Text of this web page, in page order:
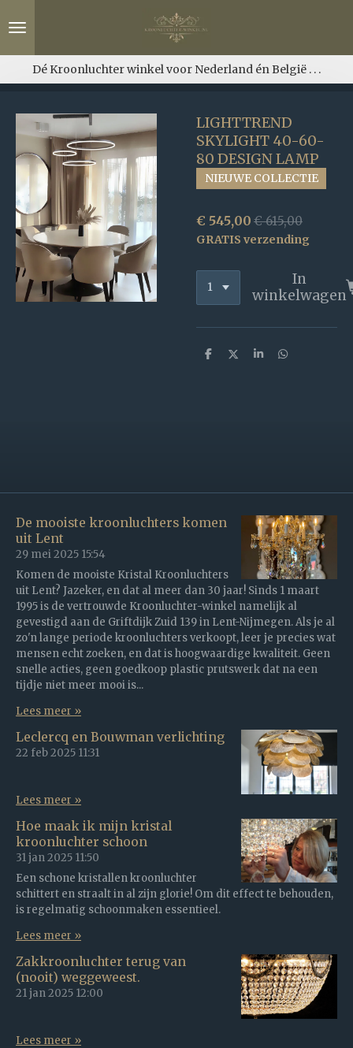
direct
hoofdinhoud
Dé Kroonluchter winkel voor Nederland én België . . .
LIGHTTREND
SKYLIGHT 40-60-
80 DESIGN LAMP
NIEUWE COLLECTIE
€ 545,00 € 615,00
GRATIS verzending
In
winkelwagen
D
D
S
D
De mooiste kroonluchters komen
uit Lent
29 mei 2025 15:54
Komen de mooiste Kristal Kroonluchters
uit Lent? Jazeker, en dat al meer dan 30 jaar! Sinds 1 maart
1995 is de vertrouwde Kroonluchter-winkel namelijk al
gevestigd aan de Griftdijk Zuid 139 in Lent-Nijmegen. Als je al
zo'n lange periode kroonluchters verkoopt, leer je precies wat
mensen echt zoeken, en dat is hoogwaardige kwaliteit. Geen
snelle acties, geen goedkoop plastic prutswerk dat na een
tijdje niet meer mooi is...
Lees meer »
Leclercq en Bouwman verlichting
22 feb 2025 11:31
Lees meer »
Hoe maak ik mijn kristal
kroonluchter schoon
31 jan 2025 11:50
Een schone kristallen kroonluchter
schittert en straalt in al zijn glorie! Om dit effect te behouden,
is regelmatig schoonmaken essentieel.
Lees meer »
Zakkroonluchter terug van
(nooit) weggeweest.
21 jan 2025 12:00
Lees meer »